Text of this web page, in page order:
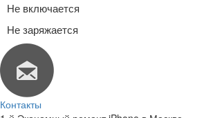
Не включается
Не заряжается
Контакты